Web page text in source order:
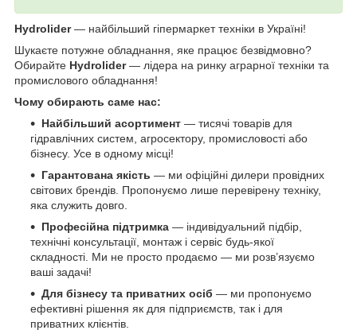
Hydrolider— найбільший гіпермаркет техніки в Україні!
Шукаєте потужне обладнання, яке працює безвідмовно?
Обирайте Hydrolider— лідера на ринку аграрної техніки та
промислового обладнання!
Чому обирають саме нас:
Найбільший асортимент — тисячі товарів для
гідравлічних систем, агросектору, промисловості або
бізнесу. Усе в одному місці!
Гарантована якість — ми офіційні дилери провідних
світових брендів. Пропонуємо лише перевірену техніку,
яка служить довго.
Професійна підтримка — індивідуальний підбір,
технічні консультації, монтаж і сервіс будь-якої
складності. Ми не просто продаємо — ми розв’язуємо
ваші задачі!
Для бізнесу та приватних осіб — ми пропонуємо
ефективні рішення як для підприємств, так і для
приватних клієнтів.